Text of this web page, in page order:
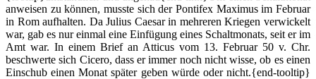
anweisen zu können, musste sich der Pontifex Maximus im Februar
in Rom aufhalten. Da Julius Caesar in mehreren Kriegen verwickelt
war, gab es nur einmal eine Einfügung eines Schaltmonats, seit er im
Amt war. In einem Brief an Atticus vom 13. Februar 50 v. Chr.
beschwerte sich Cicero, dass er immer noch nicht wisse, ob es einen
Einschub einen Monat später geben würde oder nicht.{end-tooltip}